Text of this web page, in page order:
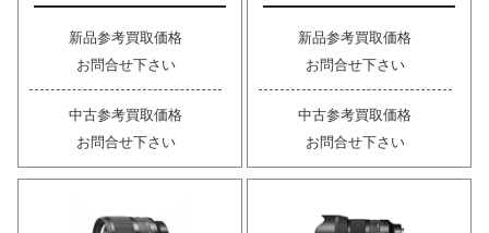
新品参考買取価格
お問合せ下さい
中古参考買取価格
お問合せ下さい
新品参考買取価格
お問合せ下さい
中古参考買取価格
お問合せ下さい